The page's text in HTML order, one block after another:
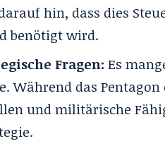
hin, dass dies
benötigt wird.
Fragen: Es
Während das
und militärische